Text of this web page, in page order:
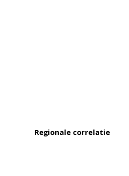
Regionale correlatie